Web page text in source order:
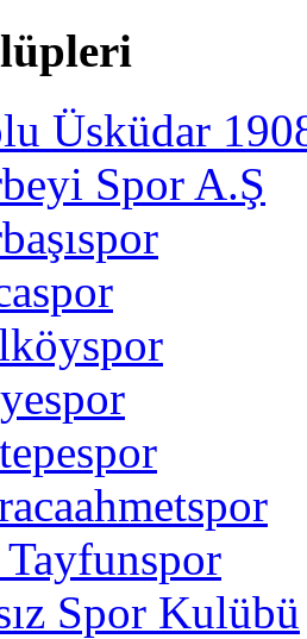
Üsküdar
Spor A.Ş
Spor Kulübü